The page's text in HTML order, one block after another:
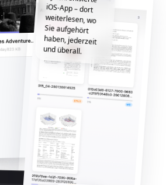
und überall.